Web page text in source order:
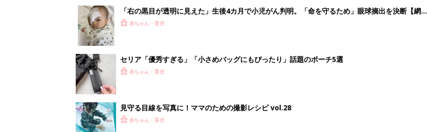
「右の黒目が透明に見えた」生後4カ月で小児がん判明。「命を守るため」眼球摘出を決断【網膜
芽細胞腫】
赤ちゃん・育児
セリア「優秀すぎる」「小さめバッグにもぴったり」話題のポーチ5選
赤ちゃん・育児
見守る目線を写真に！ママのための撮影レシピ vol.28
赤ちゃん・育児